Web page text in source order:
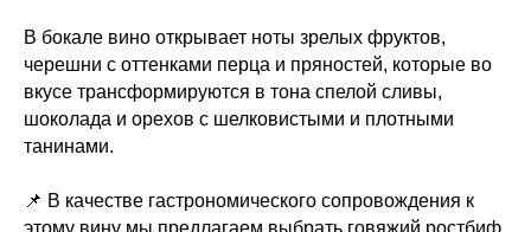
В бокале вино открывает ноты зрелых фруктов,
черешни с оттенками перца и пряностей, которые во
вкусе трансформируются в тона спелой сливы,
шоколада и орехов с шелковистыми и плотными
танинами.
📌 В качестве гастрономического сопровождения к
этому вину мы предлагаем выбрать говяжий ростбиф